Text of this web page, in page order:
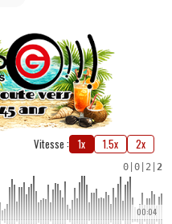
Vitesse : 1x 1.5x 2x
0 0 2 2
00:04